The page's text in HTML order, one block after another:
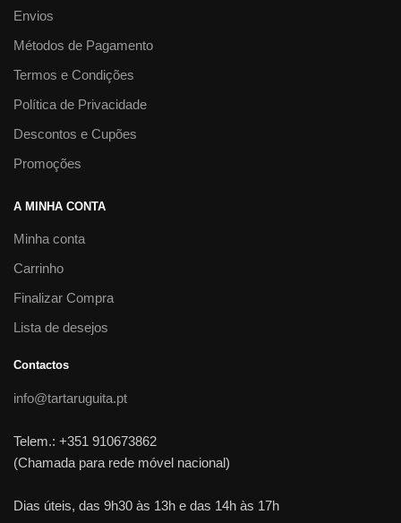
Envios
Métodos de Pagamento
Termos e Condições
Política de Privacidade
Descontos e Cupões
Promoções
A MINHA CONTA
Minha conta
Carrinho
Finalizar Compra
Lista de desejos
Contactos
info@tartaruguita.pt
Telem.: +351 910673862
(Chamada para rede móvel nacional)
Dias úteis, das 9h30 às 13h e das 14h às 17h